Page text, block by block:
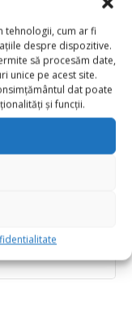
tehnologii, cum ar fi
despre dispozitive.
să procesăm date,
unice pe acest site.
dat poate
și funcții.